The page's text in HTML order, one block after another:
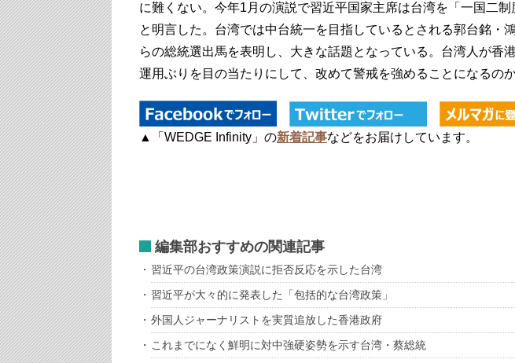
に難くない。今年1月の演説で習近平国家主席は台湾を「一国二
と明言した。台湾では中台統一を目指しているとされる郭台銘・
らの総統選出馬を表明し、大きな話題となっている。台湾人が香
運用ぶりを目の当たりにして、改めて警戒を強めることになるの
▲「WEDGE Infinity」の新着記事などをお届けしています。
編集部おすすめの関連記事
習近平の台湾政策演説に拒否反応を示した台湾
習近平が大々的に発表した「包括的な台湾政策」
外国人ジャーナリストを実質追放した香港政府
これまでになく鮮明に対中強硬姿勢を示す台湾・蔡総統